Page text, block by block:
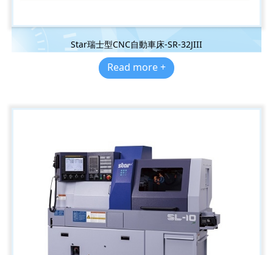
Star瑞士型CNC自動車床-SR-32JIII
Read more +